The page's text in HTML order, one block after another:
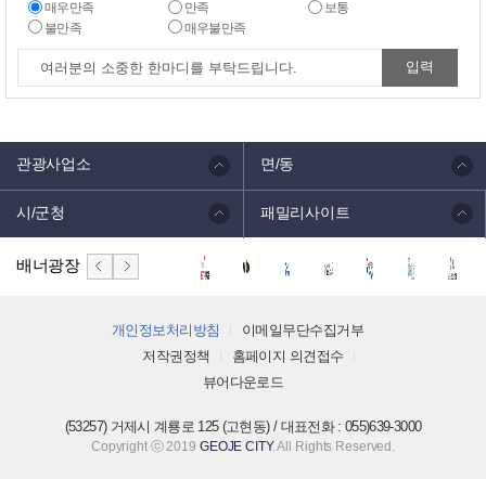
매우만족 만족
보통
불만족
매우불만족
관광사업소 면/동
시/군청 패밀리사이트
배너광장
개인정보처리방침
이메일무단수집거부
저작권정책
홈페이지 의견접수
뷰어다운로드
(53257) 거제시 계룡로 125 (고현동) / 대표전화 : 055)639-3000
Copyright ⓒ 2019 GEOJE CITY. All Rights Reserved.